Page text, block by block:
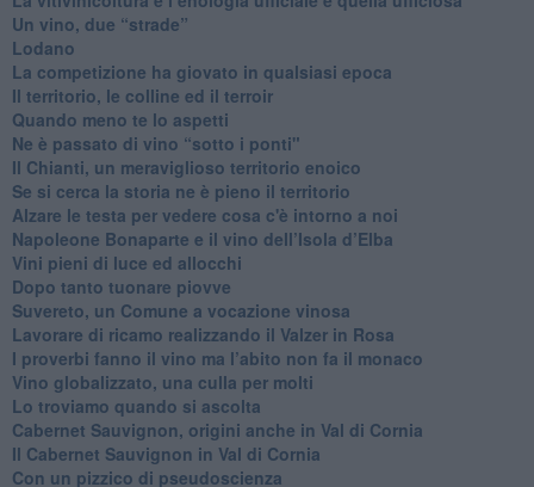
​Un vino, due “strade”
Lodano
​La competizione ha giovato in qualsiasi epoca
Il territorio, le colline ed il terroir
Quando meno te lo aspetti
​Ne è passato di vino “sotto i ponti"
​Il Chianti, un meraviglioso territorio enoico
​Se si cerca la storia ne è pieno il territorio
Alzare le testa per vedere cosa c'è intorno a noi
​Napoleone Bonaparte e il vino dell’Isola d’Elba
Vini pieni di luce ed allocchi
Dopo tanto tuonare piovve
Suvereto, un Comune a vocazione vinosa
Lavorare di ricamo realizzando il Valzer in Rosa
​I proverbi fanno il vino ma l’abito non fa il monaco
Vino globalizzato, una culla per molti
Lo troviamo quando si ascolta
Cabernet Sauvignon, origini anche in Val di Cornia
Il Cabernet Sauvignon in Val di Cornia
Con un pizzico di pseudoscienza